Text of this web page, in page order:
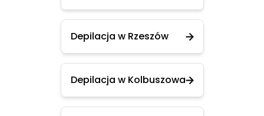
Depilacja w Rzeszów
Depilacja w Kolbuszowa